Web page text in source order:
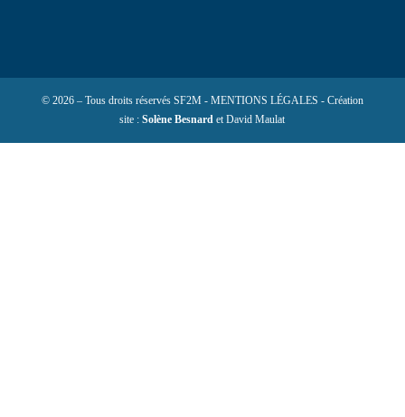
© 2026 – Tous droits réservés SF2M - MENTIONS LÉGALES - Création
site :Solène Besnard et David Maulat